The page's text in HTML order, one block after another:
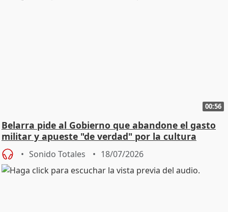
00:56
Belarra pide al Gobierno que abandone el gasto
militar y apueste "de verdad" por la cultura
Sonido Totales 18/07/2026